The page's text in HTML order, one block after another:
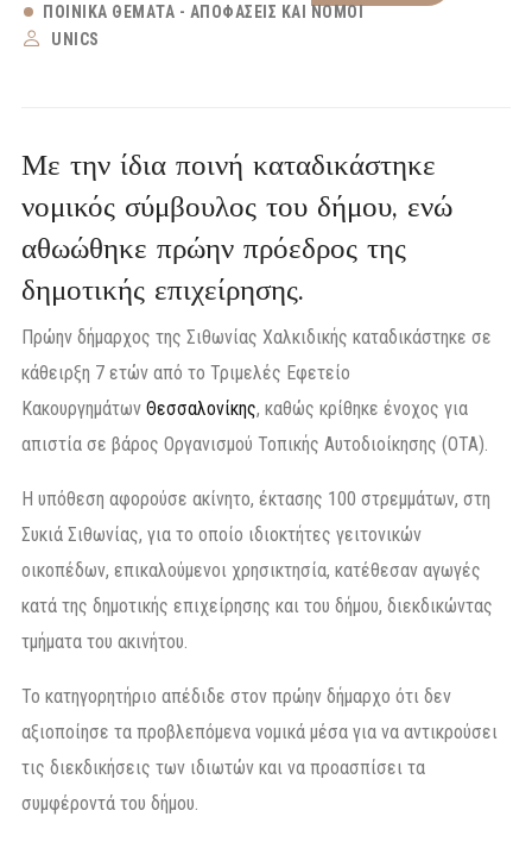
ΠΟΙΝΙΚΆ ΘΈΜΑΤΑ - ΑΠΟΦΆΣΕΙΣ ΚΑΙ ΝΌΜΟΙ
UNICS
Με την ίδια ποινή καταδικάστηκε
νομικός σύμβουλος του δήμου, ενώ
αθωώθηκε πρώην πρόεδρος της
δημοτικής επιχείρησης.
Πρώην δήμαρχος της Σιθωνίας Χαλκιδικής καταδικάστηκε σε
κάθειρξη 7 ετών από το Τριμελές Εφετείο
Κακουργημάτων Θεσσαλονίκης, καθώς κρίθηκε ένοχος για
απιστία σε βάρος Οργανισμού Τοπικής Αυτοδιοίκησης (ΟΤΑ).
Η υπόθεση αφορούσε ακίνητο, έκτασης 100 στρεμμάτων, στη
Συκιά Σιθωνίας, για το οποίο ιδιοκτήτες γειτονικών
οικοπέδων, επικαλούμενοι χρησικτησία, κατέθεσαν αγωγές
κατά της δημοτικής επιχείρησης και του δήμου, διεκδικώντας
τμήματα του ακινήτου.
Το κατηγορητήριο απέδιδε στον πρώην δήμαρχο ότι δεν
αξιοποίησε τα προβλεπόμενα νομικά μέσα για να αντικρούσει
τις διεκδικήσεις των ιδιωτών και να προασπίσει τα
συμφέροντά του δήμου.